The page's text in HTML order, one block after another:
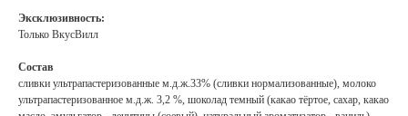
Эксклюзивность:
Только ВкусВилл
Состав
сливки ультрапастеризованные м.д.ж.33% (сливки нормализованные), молоко
ультрапастеризованное м.д.ж. 3,2 %, шоколад темный (какао тёртоe, сахар, какао